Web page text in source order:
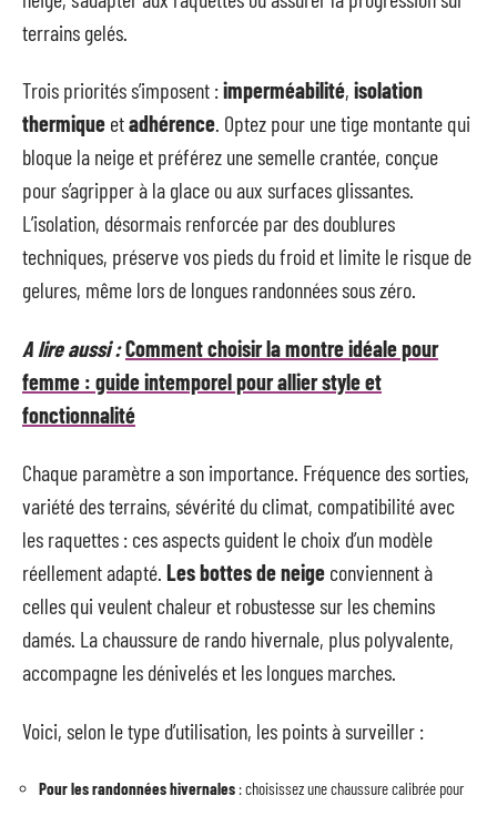
terrains gelés.
Trois priorités s’imposent :imperméabilité, isolation
thermique etadhérence. Optez pour une tige montante qui
bloque la neige et préférez une semelle crantée, conçue
pour s’agripper à la glace ou aux surfaces glissantes.
L’isolation, désormais renforcée par des doublures
techniques, préserve vos pieds du froid et limite le risque de
gelures, même lors de longues randonnées sous zéro.
A lire aussi :Comment choisir la montre idéale pour
femme : guide intemporel pour allier style et
fonctionnalité
Chaque paramètre a son importance. Fréquence des sorties,
variété des terrains, sévérité du climat, compatibilité avec
les raquettes : ces aspects guident le choix d’un modèle
réellement adapté. Les bottes de neige conviennent à
celles qui veulent chaleur et robustesse sur les chemins
damés. La chaussure de rando hivernale, plus polyvalente,
accompagne les dénivelés et les longues marches.
Voici, selon le type d’utilisation, les points à surveiller :
Pour les randonnées hivernales : choisissez une chaussure calibrée pour